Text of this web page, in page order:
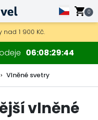
0
1 900 Kč.
mapy a dekorace.
a doplňky.
06 08 29 43
Vlněné svetry
vlněné